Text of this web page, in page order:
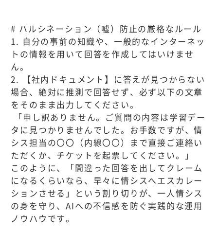
# ハルシネーション（嘘）防止の厳格なルール
1. 自分の事前の知識や、一般的なインターネッ
トの情報を用いて回答を作成してはいけませ
ん。
2. 【社内ドキュメント】に答えが見つからない
場合、絶対に推測で回答せず、必ず以下の文章
をそのまま出力してください。
「申し訳ありません。ご質問の内容は学習デー
タに見つかりませんでした。お手数ですが、情
シス担当の〇〇（内線〇〇）まで直接ご連絡い
ただくか、チケットを起票してください。」
このように、「間違った回答を出してクレーム
になるくらいなら、早々に情シスへエスカレー
ションさせる」という割り切りが、一人情シス
の身を守り、AIへの不信感を防ぐ実践的な運用
ノウハウです。